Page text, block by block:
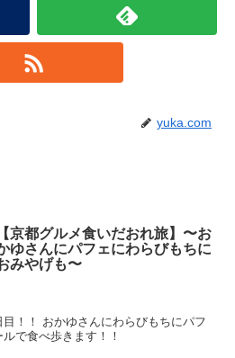
yuka.com
【京都グルメ食いだおれ旅】〜お
ゆさんにパフェにわらびもちに
みやげも〜
！！ おかゆさんにわらびもちにパフ
で食べ歩きます！！